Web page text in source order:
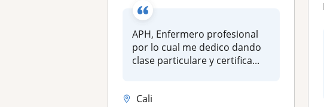
APH, Enfermero profesional
por lo cual me dedico dando
clase particulare y certifica...
Cali